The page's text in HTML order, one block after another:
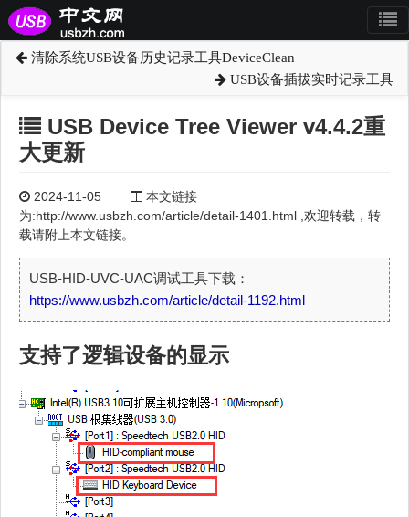
清除系统USB设备历史记录工具DeviceClean
USB设备插拔实时记录工具
USB Device Tree Viewer v4.4.2重
大更新
2024-11-05
本文链接
为:http://www.usbzh.com/article/detail-1401.html ,欢迎转载，转
载请附上本文链接。
USB-HID-UVC-UAC调试工具下载：
https://www.usbzh.com/article/detail-1192.html
支持了逻辑设备的显示